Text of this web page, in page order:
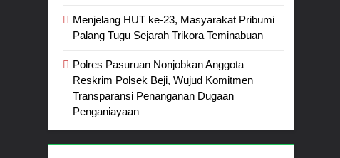
Menjelang HUT ke-23, Masyarakat Pribumi
Palang Tugu Sejarah Trikora Teminabuan
Polres Pasuruan Nonjobkan Anggota
Reskrim Polsek Beji, Wujud Komitmen
Transparansi Penanganan Dugaan
Penganiayaan